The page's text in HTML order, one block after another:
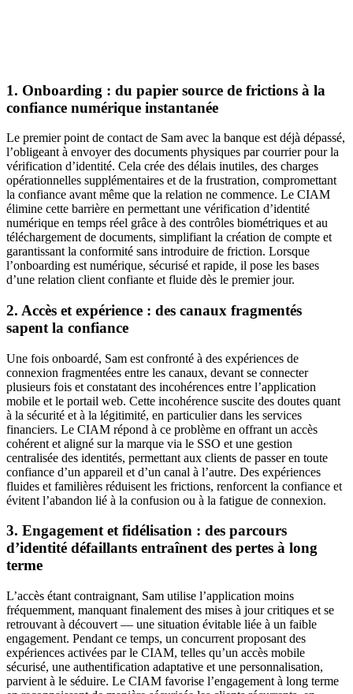
1. Onboarding : du papier source de frictions à la
confiance numérique instantanée
Le premier point de contact de Sam avec la banque est déjà dépassé,
l’obligeant à envoyer des documents physiques par courrier pour la
vérification d’identité. Cela crée des délais inutiles, des charges
opérationnelles supplémentaires et de la frustration, compromettant
la confiance avant même que la relation ne commence. Le CIAM
élimine cette barrière en permettant une vérification d’identité
numérique en temps réel grâce à des contrôles biométriques et au
téléchargement de documents, simplifiant la création de compte et
garantissant la conformité sans introduire de friction. Lorsque
l’onboarding est numérique, sécurisé et rapide, il pose les bases
d’une relation client confiante et fluide dès le premier jour.
2. Accès et expérience : des canaux fragmentés
sapent la confiance
Une fois onboardé, Sam est confronté à des expériences de
connexion fragmentées entre les canaux, devant se connecter
plusieurs fois et constatant des incohérences entre l’application
mobile et le portail web. Cette incohérence suscite des doutes quant
à la sécurité et à la légitimité, en particulier dans les services
financiers. Le CIAM répond à ce problème en offrant un accès
cohérent et aligné sur la marque via le SSO et une gestion
centralisée des identités, permettant aux clients de passer en toute
confiance d’un appareil et d’un canal à l’autre. Des expériences
fluides et familières réduisent les frictions, renforcent la confiance et
évitent l’abandon lié à la confusion ou à la fatigue de connexion.
3. Engagement et fidélisation : des parcours
d’identité défaillants entraînent des pertes à long
terme
L’accès étant contraignant, Sam utilise l’application moins
fréquemment, manquant finalement des mises à jour critiques et se
retrouvant à découvert — une situation évitable liée à un faible
engagement. Pendant ce temps, un concurrent proposant des
expériences activées par le CIAM, telles qu’un accès mobile
sécurisé, une authentification adaptative et une personnalisation,
parvient à le séduire. Le CIAM favorise l’engagement à long terme